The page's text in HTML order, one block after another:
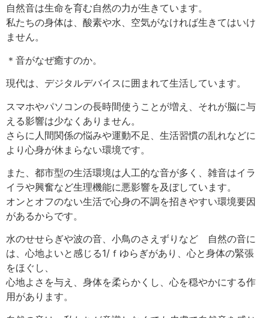
自然音は生命を育む自然の力が生きています。
私たちの身体は、酸素や水、空気がなければ生きてはいけ
ません。
＊音がなぜ癒すのか。
現代は、デジタルデバイスに囲まれて生活しています。
スマホやパソコンの長時間使うことが増え、それが脳に与
える影響は少なくありません。
さらに人間関係の悩みや運動不足、生活習慣の乱れなどに
より心身が休まらない環境です。
また、都市型の生活環境は人工的な音が多く、雑音はイラ
イラや興奮など生理機能に悪影響を及ぼしています。
オンとオフのない生活で心身の不調を招きやすい環境要因
があるからです。
水のせせらぎや波の音、小鳥のさえずりなど 自然の音に
は、心地よいと感じる1/ｆゆらぎがあり、心と身体の緊張
をほぐし、
心地よさを与え、身体を柔らかくし、心を穏やかにする作
用があります。